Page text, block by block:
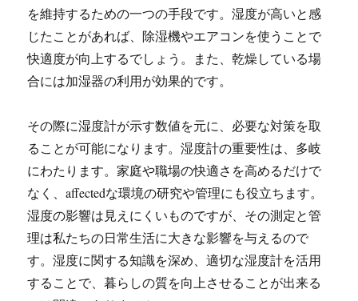
を維持するための一つの手段です。湿度が高いと感
じたことがあれば、除湿機やエアコンを使うことで
快適度が向上するでしょう。また、乾燥している場
合には加湿器の利用が効果的です。
その際に湿度計が示す数値を元に、必要な対策を取
ることが可能になります。湿度計の重要性は、多岐
にわたります。家庭や職場の快適さを高めるだけで
なく、affectedな環境の研究や管理にも役立ちます。
湿度の影響は見えにくいものですが、その測定と管
理は私たちの日常生活に大きな影響を与えるので
す。湿度に関する知識を深め、適切な湿度計を活用
することで、暮らしの質を向上させることが出来る